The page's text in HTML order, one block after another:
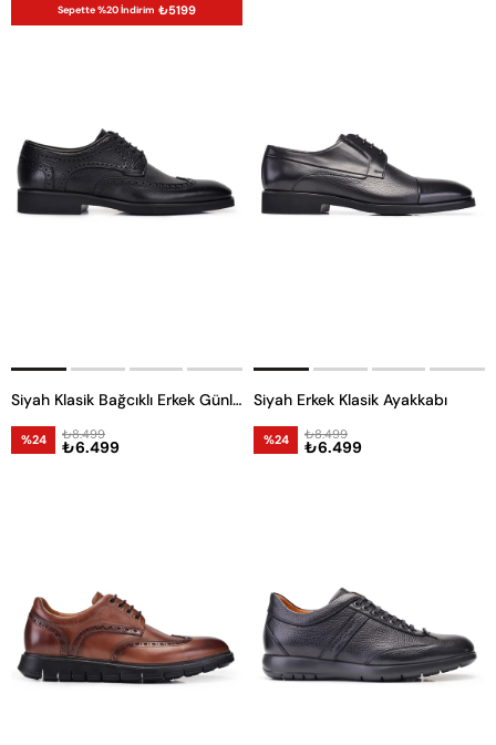
Sepette %20 İndirim ₺5199
Siyah Klasik Bağcıklı Erkek Günlük Ayakkabı
%24 ₺6.499
₺8.499
Siyah Erkek Klasik Ayakkabı
%24 ₺6.499
₺8.499